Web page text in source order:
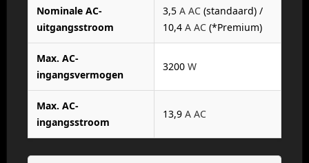
Nominale AC-
uitgangsstroom
3,5 A AC(standaard) /
10,4 A AC(*Premium)
Max. AC-
ingangsvermogen
3200 W
Max. AC-
ingangsstroom
13,9 A AC